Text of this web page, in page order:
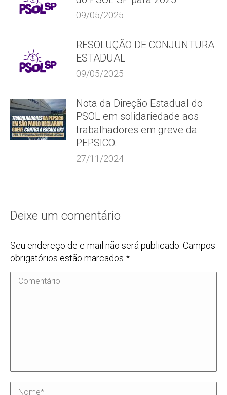
09/05/2025
RESOLUÇÃO DE CONJUNTURA
ESTADUAL
09/05/2025
Nota da Direção Estadual do
PSOL em solidariedade aos
trabalhadores em greve da
PEPSICO.
27/11/2024
Deixe um comentário
Seu endereço de e-mail não será publicado. Campos
obrigatórios estão marcados *
Comentário
Nome *